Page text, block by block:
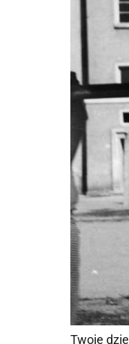
Twoje